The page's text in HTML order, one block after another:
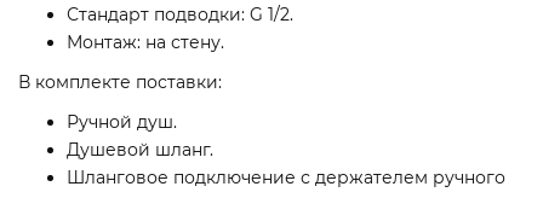
Стандарт подводки: G 1/2.
Монтаж: на стену.
В комплекте поставки:
Ручной душ.
Душевой шланг.
Шланговое подключение с держателем ручного